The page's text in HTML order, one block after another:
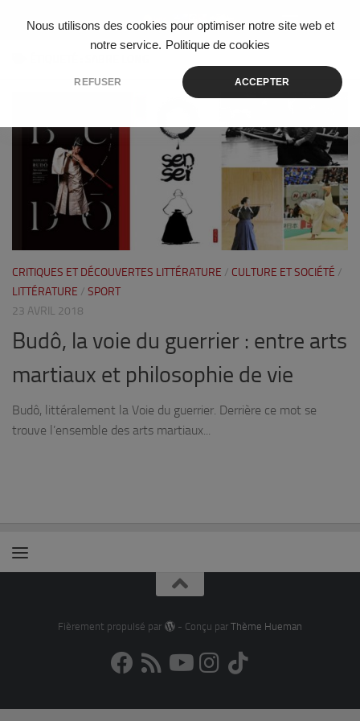
Nous utilisons des cookies pour optimiser notre site web et
notre service. Politique de cookies
REFUSER ACCEPTER
Skip to content
CRITIQUES ET DÉCOUVERTES LITTÉRATURE / CULTURE ET SOCIÉTÉ /
LITTÉRATURE / SPORT
23 AVRIL 2018
Budô, la voie du guerrier : entre arts
martiaux et philosophie de vie
Budô, littéralement la Voie du guerrier. Derrière ce mot se
trouve l’ensemble des arts martiaux...
Fièrement propulsé par - Conçu par Thème Hueman